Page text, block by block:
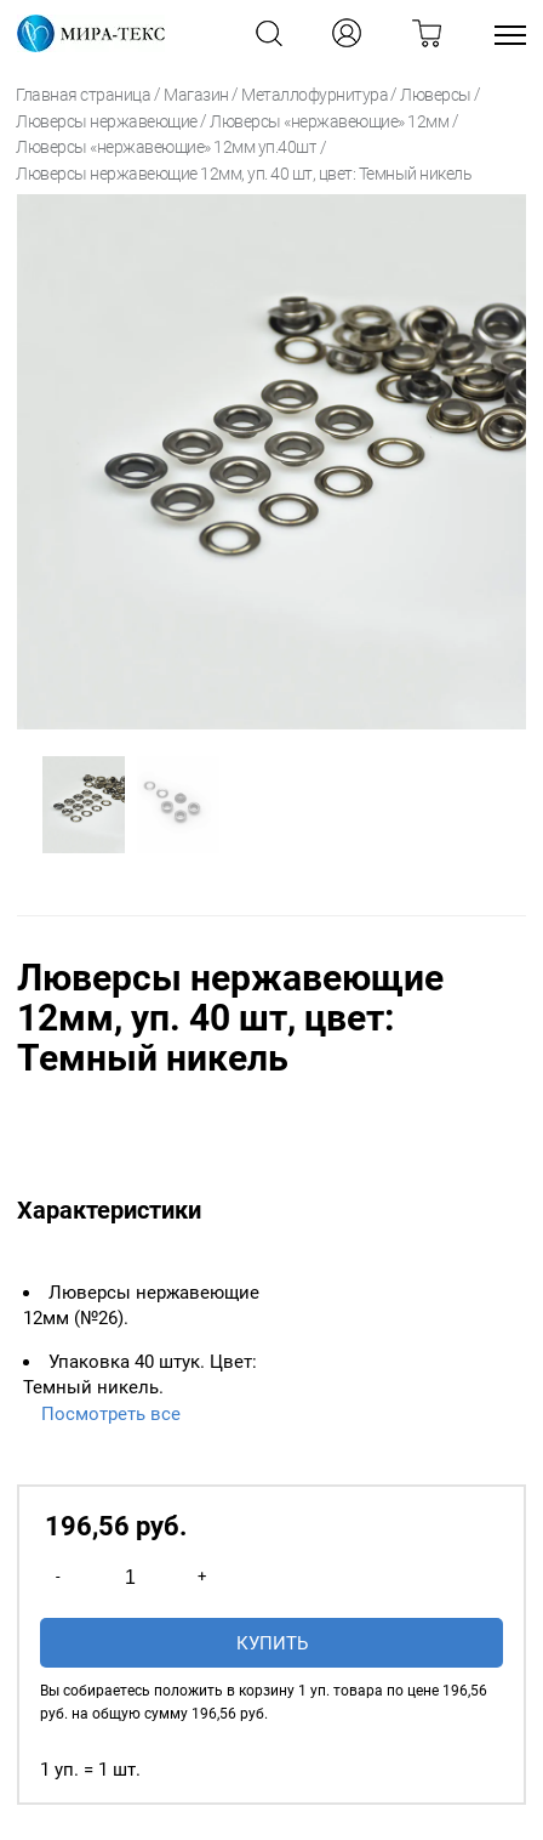
Главная страница / Магазин / Металлофурнитура / Люверсы /
Люверсы нержавеющие / Люверсы «нержавеющие» 12мм /
Люверсы «нержавеющие» 12мм уп.40шт /
Люверсы нержавеющие 12мм, уп. 40 шт, цвет: Темный никель
Люверсы нержавеющие
12мм, уп. 40 шт, цвет:
Темный никель
Характеристики
Люверсы нержавеющие
12мм (№26).
Упаковка 40 штук. Цвет:
Темный никель.
ВАЖНО:
ПО ВНУТРЕННЕМУ
люверсов
— укрепление
продеваются верёвки,
шнуры, тесьма, тросы и т.
используются для
Сфера применения
люверсов очень обширная:
Посмотреть все
196,56 руб.
-
товара
Люверсы
уп.
шт,
+
КУПИТЬ
Вы собираетесь положить в корзину 1 уп. товара по цене 196,56
руб. на общую сумму 196,56руб.
1 уп. = 1 шт.